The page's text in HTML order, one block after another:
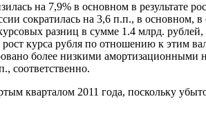
на 7,9% в основном в результате
сократилась на 3,6 п.п., в основном,
разниц в сумме 1.4 млрд.
курса рубля по отношению к этим
более низкими амортизационными
соответственно.
кварталом 2011 года, поскольку